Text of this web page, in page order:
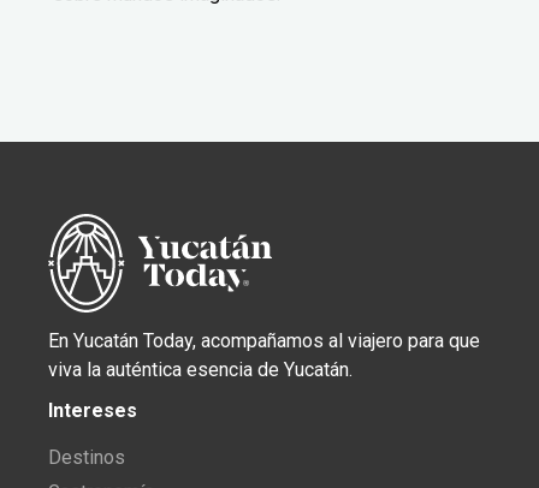
En Yucatán Today, acompañamos al viajero para que
viva la auténtica esencia de Yucatán.
Intereses
Destinos